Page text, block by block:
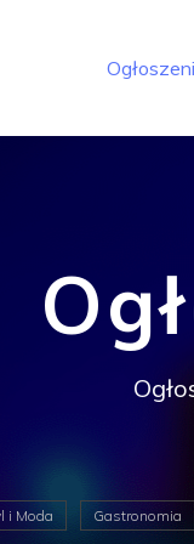
i Moda Gastronomia